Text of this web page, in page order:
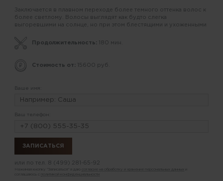
Заключается в плавном переходе более темного оттенка волос к
более светлому. Волосы выглядят как будто слегка
выгоревшими на солнце, но при этом блестящими и ухоженными
Продолжительность: 180 мин.
Стоимость от: 15600 руб.
Ваше имя:
Ваш телефон:
или по тел. 8 (499) 281-65-92
Нажимая кнопку "Записаться" я даю согласие на обработку и хранение персональных данных
политикой конфиденциальности